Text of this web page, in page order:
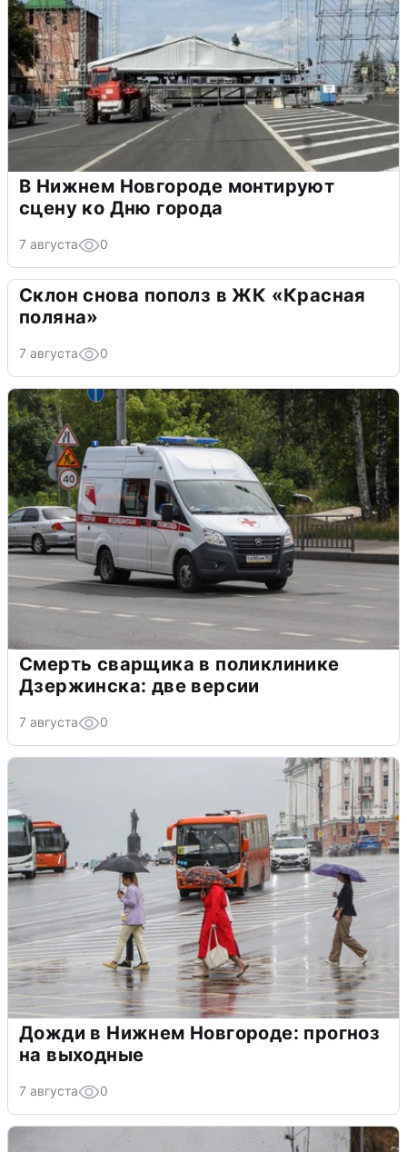
В Нижнем Новгороде монтируют
сцену ко Дню города
7 августа 0
Склон снова пополз в ЖК «Красная
поляна»
7 августа 0
Смерть сварщика в поликлинике
Дзержинска: две версии
7 августа 0
Дожди в Нижнем Новгороде: прогноз
на выходные
7 августа 0